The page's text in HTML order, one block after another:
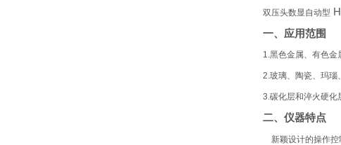
双压头数显自动型
一、应用范围
1.黑色金属、有色金
2.玻璃、陶瓷、玛瑙
3.碳化层和淬火硬化
二、仪器特点
新颖设计的操作控